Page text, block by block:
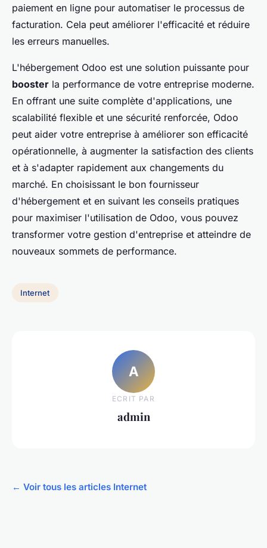
paiement en ligne pour automatiser le processus de
facturation. Cela peut améliorer l'efficacité et réduire
les erreurs manuelles.
L'hébergement Odoo est une solution puissante pour
booster la performance de votre entreprise moderne.
En offrant une suite complète d'applications, une
scalabilité flexible et une sécurité renforcée, Odoo
peut aider votre entreprise à améliorer son efficacité
opérationnelle, à augmenter la satisfaction des clients
et à s'adapter rapidement aux changements du
marché. En choisissant le bon fournisseur
d'hébergement et en suivant les conseils pratiques
pour maximiser l'utilisation de Odoo, vous pouvez
transformer votre gestion d'entreprise et atteindre de
nouveaux sommets de performance.
Internet
A
ECRIT PAR
admin
← Voir tous les articles Internet